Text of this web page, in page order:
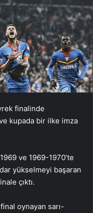
finalinde
kupada bir ilke imza
ve 1969-1970’te
yükselmeyi başaran
çıktı.
oynayan sarı-